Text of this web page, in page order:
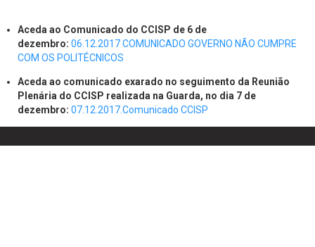
Aceda ao Comunicado do CCISP de 6 de
dezembro: 06.12.2017 COMUNICADO GOVERNO NÃO CUMPRE
COM OS POLITÉCNICOS
Aceda ao comunicado exarado no seguimento da Reunião
Plenária do CCISP realizada na Guarda, no dia 7 de
dezembro: 07.12.2017.Comunicado CCISP